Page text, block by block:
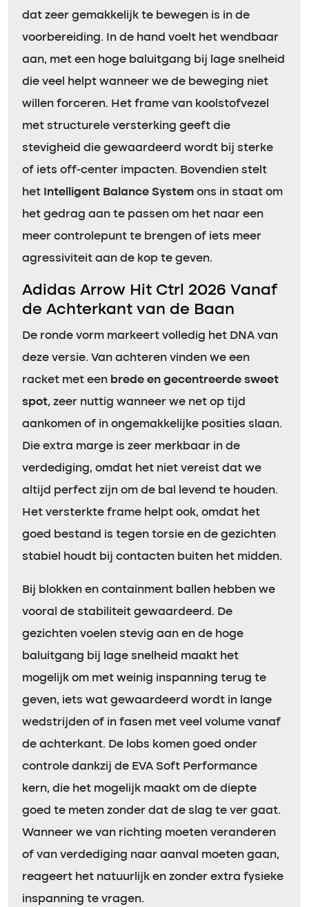
dat zeer gemakkelijk te bewegen is in de
voorbereiding. In de hand voelt het wendbaar
aan, met een hoge baluitgang bij lage snelheid
die veel helpt wanneer we de beweging niet
willen forceren. Het frame van koolstofvezel
met structurele versterking geeft die
stevigheid die gewaardeerd wordt bij sterke
of iets off-center impacten. Bovendien stelt
het Intelligent Balance System ons in staat om
het gedrag aan te passen om het naar een
meer controlepunt te brengen of iets meer
agressiviteit aan de kop te geven.
Adidas Arrow Hit Ctrl 2026 Vanaf
de Achterkant van de Baan
De ronde vorm markeert volledig het DNA van
deze versie. Van achteren vinden we een
racket met een brede en gecentreerde sweet
spot, zeer nuttig wanneer we net op tijd
aankomen of in ongemakkelijke posities slaan.
Die extra marge is zeer merkbaar in de
verdediging, omdat het niet vereist dat we
altijd perfect zijn om de bal levend te houden.
Het versterkte frame helpt ook, omdat het
goed bestand is tegen torsie en de gezichten
stabiel houdt bij contacten buiten het midden.
Bij blokken en containment ballen hebben we
vooral de stabiliteit gewaardeerd. De
gezichten voelen stevig aan en de hoge
baluitgang bij lage snelheid maakt het
mogelijk om met weinig inspanning terug te
geven, iets wat gewaardeerd wordt in lange
wedstrijden of in fasen met veel volume vanaf
de achterkant. De lobs komen goed onder
controle dankzij de EVA Soft Performance
kern, die het mogelijk maakt om de diepte
goed te meten zonder dat de slag te ver gaat.
Wanneer we van richting moeten veranderen
of van verdediging naar aanval moeten gaan,
reageert het natuurlijk en zonder extra fysieke
inspanning te vragen.